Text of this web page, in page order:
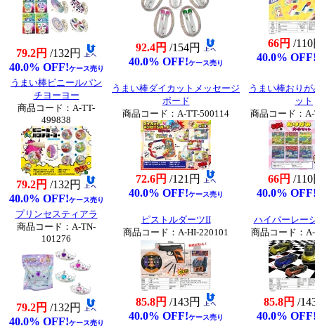
79.2円 /132円
40.0% OFF!ケース売り
92.4円 /154円
40.0% OFF!ケース売り
66円 /
40.0%
うまい棒ビニールパン
チヨーヨー
商品コード：A-TT-
499838
79.2円 /132円
40.0% OFF!ケース売り
うまい棒ダイカットメッセージ
ボード
商品コード：A-TT-500114
72.6円 /121円
40.0% OFF!ケース売り
うまい棒おり
ット
商品コード：
66円 /
40.0%
プリンセスティアラ
商品コード：A-TN-
101276
79.2円 /132円
40.0% OFF!ケース売り
ピストルダーツII
商品コード：A-HI-220101
85.8円 /143円
40.0% OFF!ケース売り
ハイパーレー
商品コード：
85.8円 /
40.0%